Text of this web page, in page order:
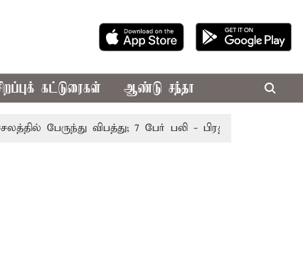
கட்டுரைகள் ஆண்டு சந்தா
பேருந்து விபத்து; 7 பேர் பலி - பிரதமர் மோடி இரங்கல்